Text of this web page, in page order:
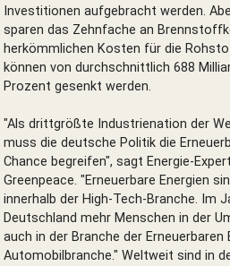
Investitionen aufgebracht werden.
sparen das Zehnfache an
herkömmlichen Kosten für die
können von durchschnittlich 688
Prozent gesenkt werden.
"Als drittgrößte Industrienation der
muss die deutsche Politik die
Chance begreifen", sagt Energie-
Greenpeace. "Erneuerbare Energien
innerhalb der High-Tech-Branche. Im
Deutschland mehr Menschen in der
auch in der Branche der Erneuerbaren
Automobilbranche." Weltweit sind in